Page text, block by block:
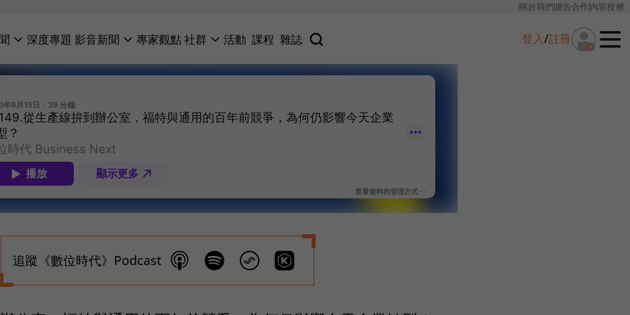
關於我們廣告合作內容授權
深度專題 影音新聞 專家觀點社群 活動 課程 雜誌 登入/註冊
追蹤《數位時代》Podcast